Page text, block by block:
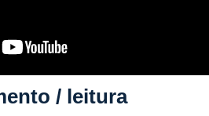
/ leitura